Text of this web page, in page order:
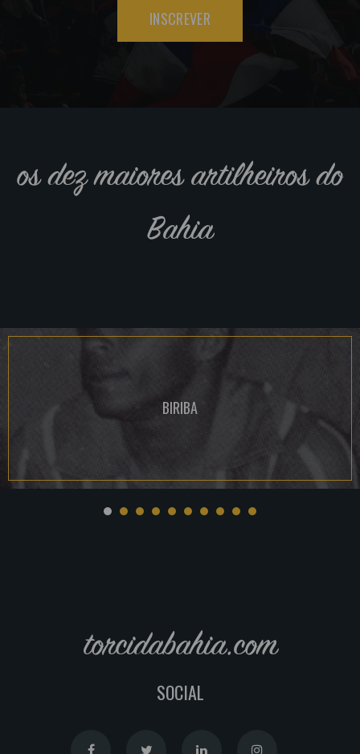
INSCREVER
os dez maiores artilheiros do
Bahia
BIRIBA
torcidabahia.com
SOCIAL